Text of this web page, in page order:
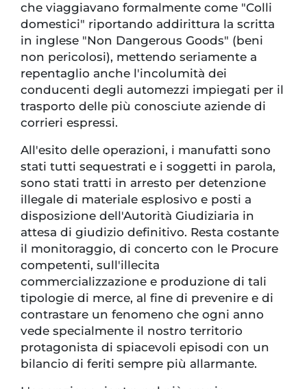
che viaggiavano formalmente come "Colli
domestici" riportando addirittura la scritta
in inglese "Non Dangerous Goods" (beni
non pericolosi), mettendo seriamente a
repentaglio anche l'incolumità dei
conducenti degli automezzi impiegati per il
trasporto delle più conosciute aziende di
corrieri espressi.
All'esito delle operazioni, i manufatti sono
stati tutti sequestrati e i soggetti in parola,
sono stati tratti in arresto per detenzione
illegale di materiale esplosivo e posti a
disposizione dell'Autorità Giudiziaria in
attesa di giudizio definitivo. Resta costante
il monitoraggio, di concerto con le Procure
competenti, sull'illecita
commercializzazione e produzione di tali
tipologie di merce, al fine di prevenire e di
contrastare un fenomeno che ogni anno
vede specialmente il nostro territorio
protagonista di spiacevoli episodi con un
bilancio di feriti sempre più allarmante.